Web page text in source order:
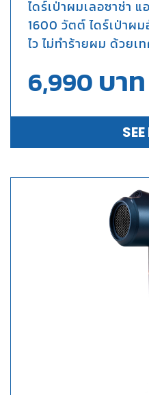
ไดร์เป่าผมเลอซาช่า
1600 วัตต์ ไดร์เป่าผม
ไว ไม่ทำร้ายผม ด้วยเ
1600W แต่แรงเทียบ
เบา ทนทาน แรงบิดสู
แวดล้อม นวัตกรรมอั
6,990 บาท